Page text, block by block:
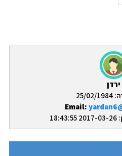
ירדן
Email: